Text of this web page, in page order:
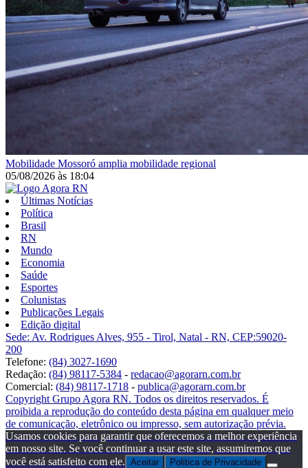
Mobilidade Mossoró amplia mobilidade regional
05/08/2026 às 18:04
Últimas Notícias
Política
Brasil
RN
Mundo
Economia
Saúde
Esportes
Colunistas
Publicações Legais
Edição digital
Sede: Av. Rodrigues Alves, 955 - Tirol, Natal - RN, CEP:59020-
200
Telefone: (84) 3027-1690
Redação: (84) 98117-5384 - redacao@agorarn.com.br
Comercial: (84) 98117-1718 - publica@agorarn.com.br
Copyright Grupo Agora RN. Todos os direitos reservados. É
proibida a reprodução do conteúdo desta página em qualquer meio
de comunicação, eletrônico ou impresso, sem autorização prévia.
Usamos cookies para garantir que oferecemos a melhor experiência
em nosso site. Se você continuar a usar este site, assumiremos que
você está satisfeito com ele. Aceitar Politica de Privacidade